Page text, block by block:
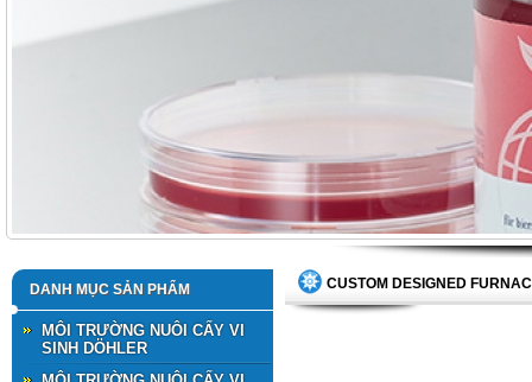
DANH MỤC SẢN PHẨM
MÔI TRƯỜNG NUÔI CẤY VI
SINH DÖHLER
CUSTOM DESIGNED